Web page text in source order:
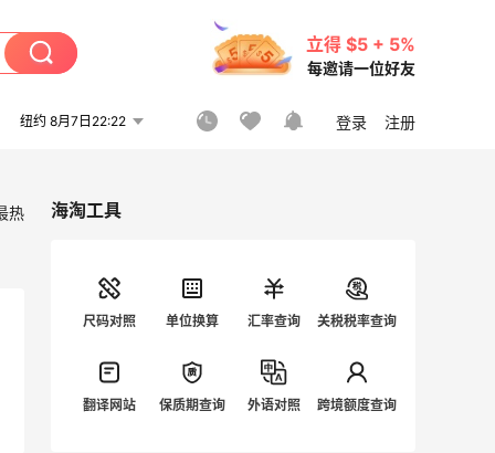
立得 $5 + 5%
每邀请一位好友
纽约 8月7日22:22 登录 注册
热 海淘工具
尺码对照 单位换算 汇率查询 关税税率查询
翻译网站 保质期查询 外语对照 跨境额度查询